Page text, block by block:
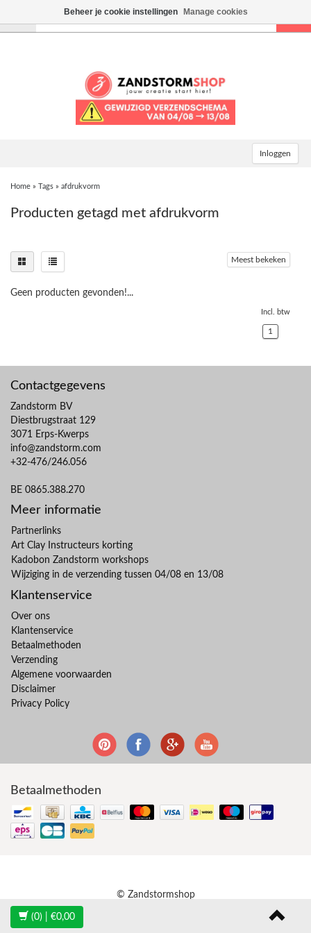
Inloggen
Home » Tags » afdrukvorm
Producten getagd met afdrukvorm
Meest bekeken
Geen producten gevonden!...
Incl. btw
1
Contactgegevens
Zandstorm BV
Diestbrugstraat 129
3071 Erps-Kwerps
info@zandstorm.com
+32-476/246.056
BE 0865.388.270
Meer informatie
Partnerlinks
Art Clay Instructeurs korting
Kadobon Zandstorm workshops
Wijziging in de verzending tussen 04/08 en 13/08
Klantenservice
Over ons
Klantenservice
Betaalmethoden
Verzending
Algemene voorwaarden
Disclaimer
Privacy Policy
Betaalmethoden
© Zandstormshop
(0) | €0,00
Beheer je cookie instellingen Manage cookies